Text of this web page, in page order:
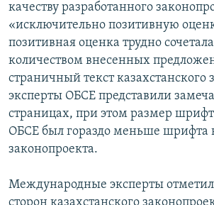
качеству разработанного
«исключительно позитивную
позитивная оценка трудно
количеством внесенных
страничный текст казахстанского
эксперты ОБСЕ представили
страницах, при этом размер
ОБСЕ был гораздо меньше шрифта
законопроекта.
Международные эксперты